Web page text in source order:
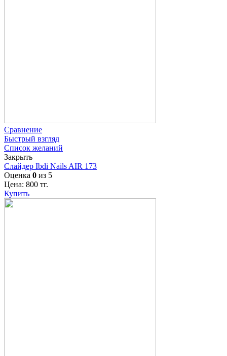
Сравнение
Быстрый взгляд
Список желаний
Закрыть
Слайдер Ibdi Nails AIR 173
Оценка 0 из 5
Цена: 800 тг.
Купить